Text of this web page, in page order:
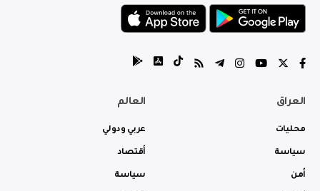
العراق
محليات
سياسة
أمن
العالم
عربي ودولي
أقتصاد
سياسة